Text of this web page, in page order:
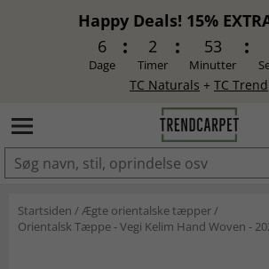
Happy Deals! 15%
6
Dage
2
Timer
52
Minutter
TC Naturals + TC Trend
LAGT I INDKØBSKURVEN.
Startsiden /Ægte orientalske tæpper/
Orientalsk Tæppe - Vegi Kelim Hand Woven -